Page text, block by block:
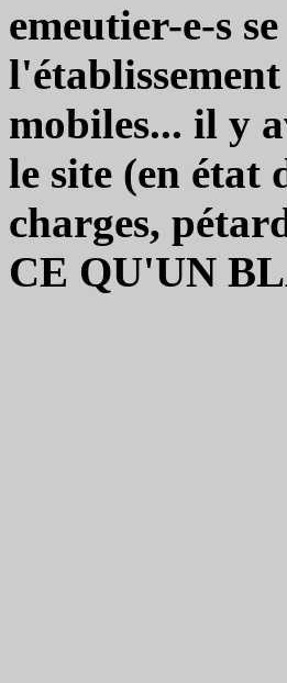
emeutier-e-s
mobiles... il y
le site (en état
charges,
CE QU'UN